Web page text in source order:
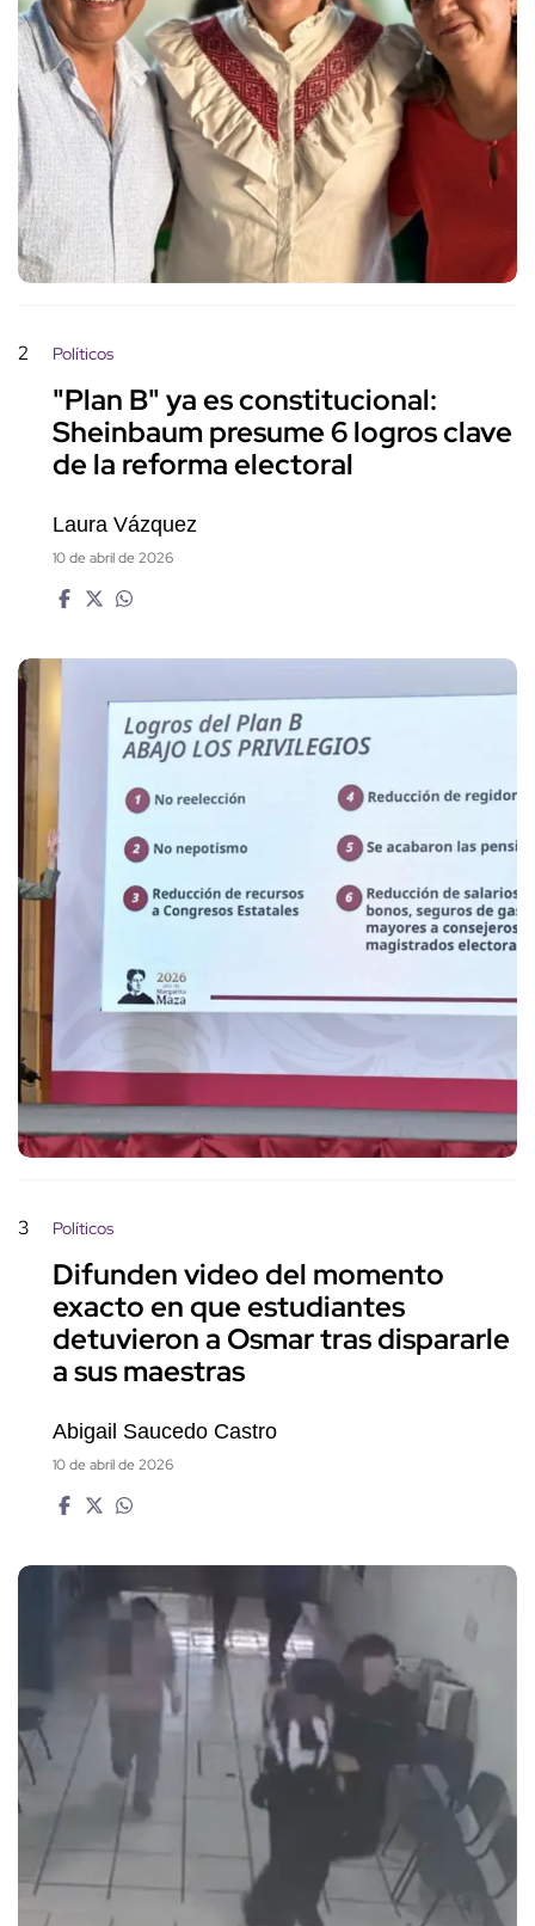
2 Políticos
"Plan B" ya es constitucional:
Sheinbaum presume 6 logros clave
de la reforma electoral
Laura Vázquez
10 de abril de 2026
3 Políticos
Difunden video del momento
exacto en que estudiantes
detuvieron a Osmar tras dispararle
a sus maestras
Abigail Saucedo Castro
10 de abril de 2026